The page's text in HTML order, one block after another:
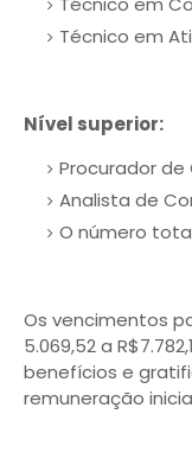
Técnico em
Nível superior:
Procurador de
Analista de
O número
Os vencimentos
5.069,52 a
benefícios e
remuneração